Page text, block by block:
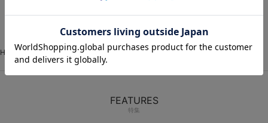
HOME VISITOR イベントユニフォーム 圧着シート
FEATURES
特集